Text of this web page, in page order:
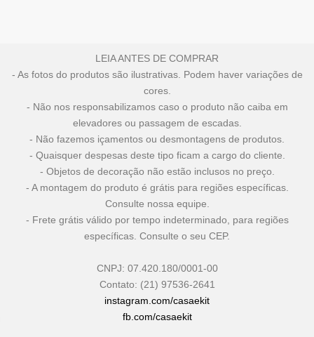
LEIA ANTES DE COMPRAR
- As fotos do produtos são ilustrativas. Podem haver variações de
cores.
- Não nos responsabilizamos caso o produto não caiba em
elevadores ou passagem de escadas.
- Não fazemos içamentos ou desmontagens de produtos.
- Quaisquer despesas deste tipo ficam a cargo do cliente.
- Objetos de decoração não estão inclusos no preço.
- A montagem do produto é grátis para regiões específicas.
Consulte nossa equipe.
- Frete grátis válido por tempo indeterminado, para regiões
específicas. Consulte o seu CEP.
CNPJ: 07.420.180/0001-00
Contato: (21) 97536-2641
instagram.com/casaekit
fb.com/casaekit